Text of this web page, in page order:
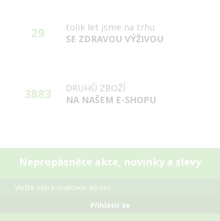
29
tolik let jsme na trhu
SE ZDRAVOU VÝŽIVOU
3883
DRUHŮ ZBOŽÍ
NA NAŠEM E-SHOPU
Nepropásněte akce, novinky a slevy
Přihlásit se